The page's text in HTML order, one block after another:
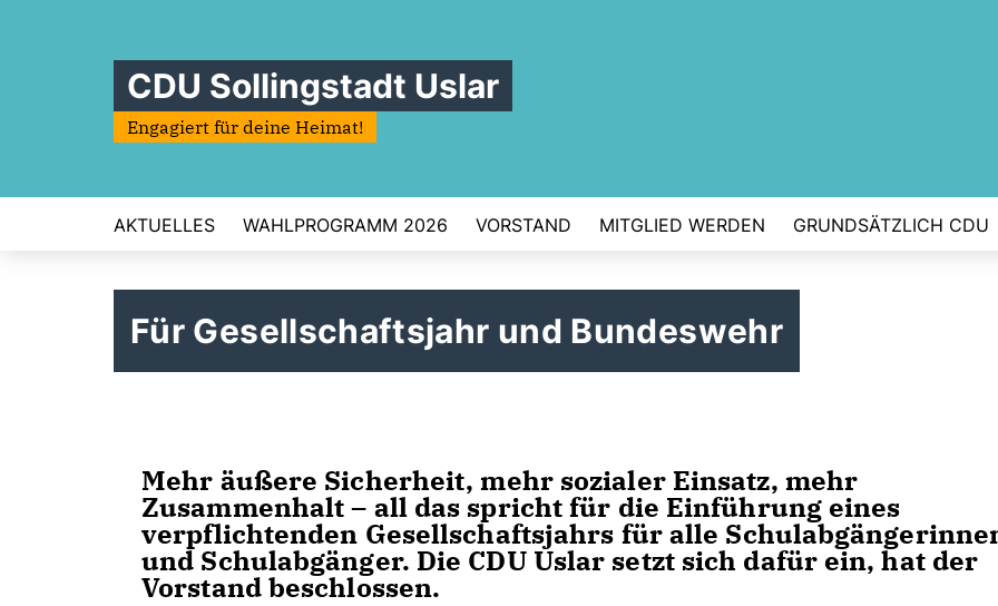
CDU Sollingstadt Uslar
Engagiert für deine Heimat!
AKTUELLES WAHLPROGRAMM 2026 VORSTAND MITGLIED WERDEN GRUNDSÄTZLICH CDU
Für Gesellschaftsjahr und Bundeswehr
Mehr äußere Sicherheit, mehr sozialer Einsatz, mehr
Zusammenhalt – all das spricht für die Einführung eines
verpflichtenden Gesellschaftsjahrs für alle
und Schulabgänger. Die CDU Uslar setzt sich dafür ein, hat der
Vorstand beschlossen.